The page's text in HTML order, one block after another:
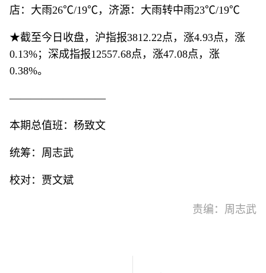
店：大雨26℃/19℃，济源：大雨转中雨23℃/19℃
★截至今日收盘，沪指报3812.22点，涨4.93点，涨
0.13%；深成指报12557.68点，涨47.08点，涨
0.38%。
—————————
本期总值班：杨致文
统筹：周志武
校对：贾文斌
责编：周志武